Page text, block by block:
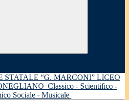
LICEO
Classico - Scientifico -
Sociale - Musicale